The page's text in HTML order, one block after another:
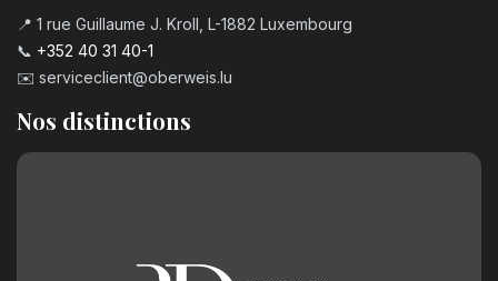
📍 1 rue Guillaume J. Kroll, L-1882 Luxembourg
📞 +352 40 31 40-1
✉️ serviceclient@oberweis.lu
Nos distinctions